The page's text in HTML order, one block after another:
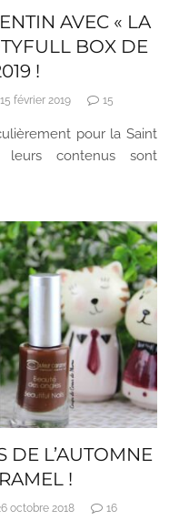
AVEC « LA
BOX DE
!
15 février 2019 15
pour la Saint
contenus sont
DE L’AUTOMNE
!
octobre 2018 16